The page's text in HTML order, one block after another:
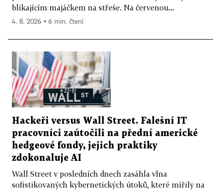
blikajícím majáčkem na střeše. Na červenou...
4. 8. 2026 ▪ 6 min. čtení
Hackeři versus Wall Street. Falešní IT
pracovníci zaútočili na přední americké
hedgeové fondy, jejich praktiky
zdokonaluje AI
Wall Street v posledních dnech zasáhla vlna
sofistikovaných kybernetických útoků, které mířily na